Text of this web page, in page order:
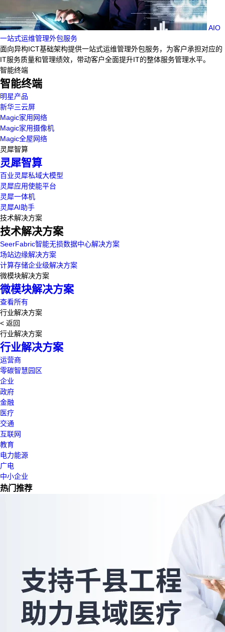
AIO
一站式运维管理外包服务
面向异构ICT基础架构提供一站式运维管理外包服务，为客户承担对应的
IT服务质量和管理绩效，带动客户全面提升IT的整体服务管理水平。
智能终端
智能终端
明星产品
新华三云屏
Magic家用网络
Magic家用摄像机
Magic全屋网络
灵犀智算
灵犀智算
百业灵犀私域大模型
灵犀应用使能平台
灵犀一体机
灵犀AI助手
技术解决方案
技术解决方案
SeerFabric智能无损数据中心解决方案
场站边缘解决方案
计算存储企业级解决方案
微模块解决方案
微模块解决方案
查看所有
行业解决方案
< 返回
行业解决方案
行业解决方案
运营商
零碳智慧园区
企业
政府
金融
医疗
交通
互联网
教育
电力能源
广电
中小企业
热门推荐